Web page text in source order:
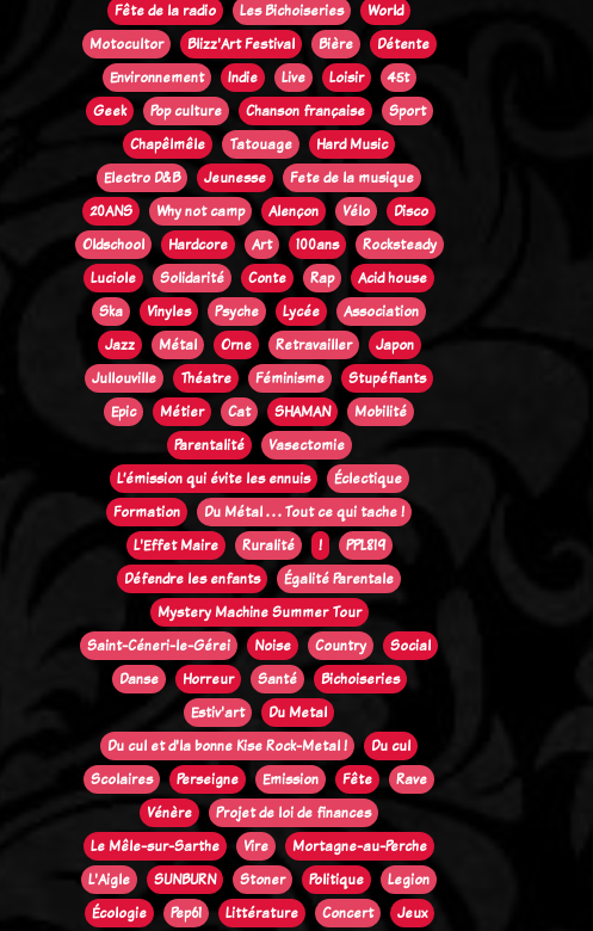
Fête de la radio
Les Bichoiseries
World
Motocultor
Blizz'Art Festival Bière
Détente
Environnement
Indie Live Loisir
45t
Geek
Pop culture Chanson française
Sport
Chapêlmêle
Tatouage
Hard Music
Electro D&B
Jeunesse
Fete de la musique
20ANS
Why not camp Alençon Vélo
Disco
Oldschool
Hardcore Art 100ans
Rocksteady
Luciole
Solidarité Conte Rap
Acid house
Ska
Vinyles Psyche Lycée
Association
Jazz
Métal Orne Retravailler
Japon
Jullouville
Théatre Féminisme
Stupéfiants
Epic
Métier Cat SHAMAN
Mobilité
Parentalité
Vasectomie
L’émission qui évite les ennuis
Éclectique
Formation
Du Métal . . . Tout ce qui tache !
L'Effet Maire
Ruralité !
PPL819
Défendre les enfants
Égalité Parentale
Mystery Machine Summer Tour
Saint-Céneri-le-Gérei
Noise Country
Social
Danse
Horreur Santé
Bichoiseries
Estiv'art
Du Metal
Du cul et d'la bonne Kise Rock-Metal !
Du cul
Scolaires
Perseigne Emission Fête
Rave
Vénère
Projet de loi de finances
Le Mêle-sur-Sarthe
Vire
Mortagne-au-Perche
L'Aigle
SUNBURN Stoner Politique
Legion
Écologie
Pep61 Littérature Concert
Jeux